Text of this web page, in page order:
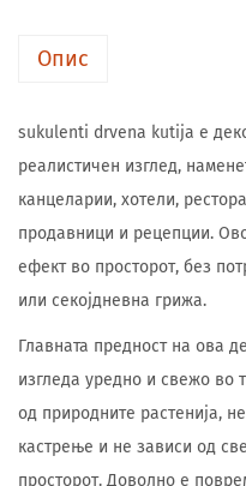
Опис
sukulenti drvena kutija е
реалистичен изглед,
канцеларии, хотели,
продавници и рецепции.
ефект во просторот, без
или секојдневна грижа.
Главната предност на ова
изгледа уредно и свежо во
од природните растенија,
кастрење и не зависи од
просторот. Доволно е